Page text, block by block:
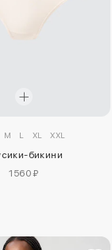
M L XL XXL
бикини
1560 ₽